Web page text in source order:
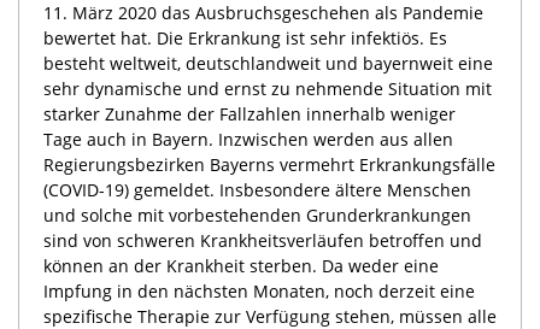
11. März 2020 das Ausbruchsgeschehen als Pandemie
bewertet hat. Die Erkrankung ist sehr infektiös. Es
besteht weltweit, deutschlandweit und bayernweit eine
sehr dynamische und ernst zu nehmende Situation mit
starker Zunahme der Fallzahlen innerhalb weniger
Tage auch in Bayern. Inzwischen werden aus allen
Regierungsbezirken Bayerns vermehrt Erkrankungsfälle
(COVID-19) gemeldet. Insbesondere ältere Menschen
und solche mit vorbestehenden Grunderkrankungen
sind von schweren Krankheitsverläufen betroffen und
können an der Krankheit sterben. Da weder eine
Impfung in den nächsten Monaten, noch derzeit eine
spezifische Therapie zur Verfügung stehen, müssen alle